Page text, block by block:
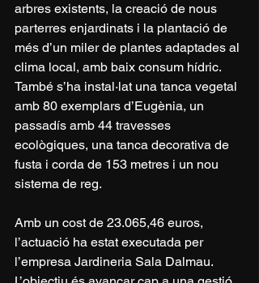
arbres existents, la creació de nous
parterres enjardinats i la plantació de
més d’un miler de plantes adaptades al
clima local, amb baix consum hídric.
També s’ha instal·lat una tanca vegetal
amb 80 exemplars d’Eugènia, un
passadís amb 44 travesses
ecològiques, una tanca decorativa de
fusta i corda de 153 metres i un nou
sistema de reg.
Amb un cost de 23.065,46 euros,
l’actuació ha estat executada per
l’empresa Jardineria Sala Dalmau.